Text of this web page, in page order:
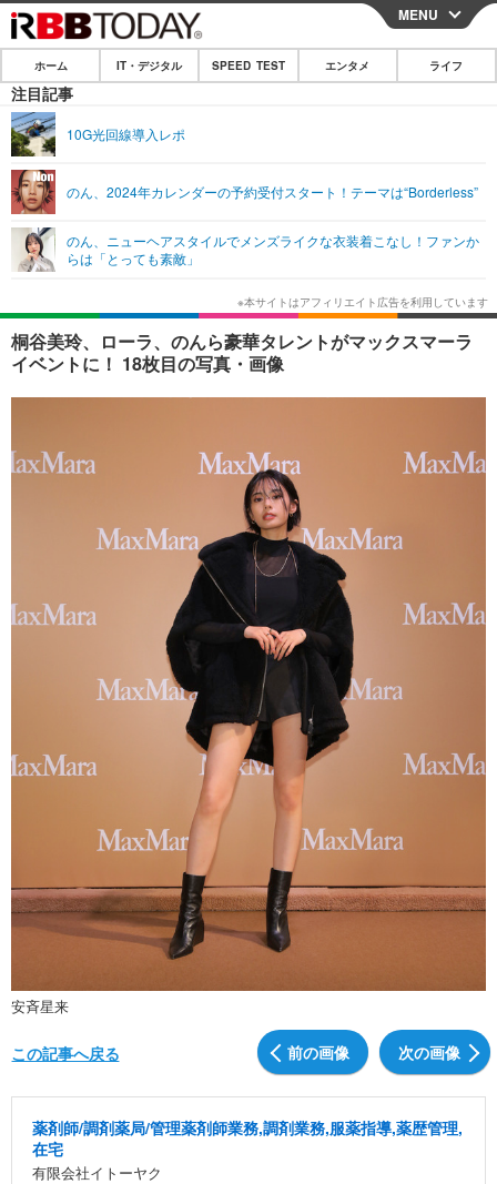
CLOSE
ホーム
IT・デジタル
ショッピング その他
SPEED TEST
エンタメ
エンタメTOP
韓国・芸能
音楽 スポーツ
ライフ
ライフTOP グルメ
ペット ショッピング
その他
リリース一覧
プッシュ通知の停止方法
MENU
ホーム IT・デジタル SPEED TEST エンタメ ライフ
注目記事
10G光回線導入レポ
のん、2024年カレンダーの予約受付スタート！テーマは“Borderless”
のん、ニューヘアスタイルでメンズライクな衣装着こなし！ファンか
らは「とっても素敵」
桐谷美玲、ローラ、のんら豪華タレントがマックスマーラ
イベントに！ 18枚目の写真・画像
安斉星来
前の画像 次の画像
この記事へ戻る
薬剤師/調剤薬局/管理薬剤師業務,調剤業務,服薬指導,薬歴管理,
在宅
有限会社イトーヤク